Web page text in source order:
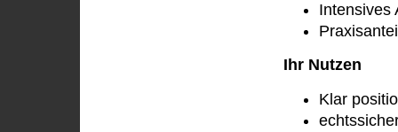
Intensives
Ihr Nutzen
Klar